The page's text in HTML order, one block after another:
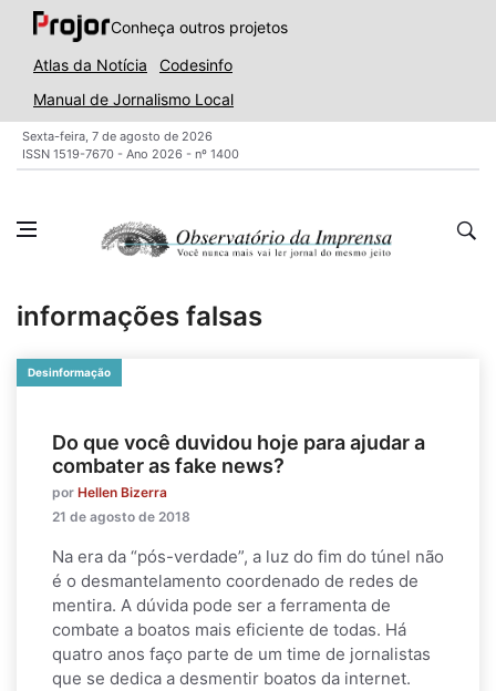
Conheça outros projetos
Atlas da Notícia
Codesinfo
Manual de Jornalismo Local
Sexta-feira, 7 de agosto de 2026
ISSN 1519-7670 - Ano 2026 - nº 1400
informações falsas
Desinformação
Do que você duvidou hoje para ajudar a
combater as fake news?
por Hellen Bizerra
21 de agosto de 2018
Na era da “pós-verdade”, a luz do fim do túnel não
é o desmantelamento coordenado de redes de
mentira. A dúvida pode ser a ferramenta de
combate a boatos mais eficiente de todas. Há
quatro anos faço parte de um time de jornalistas
que se dedica a desmentir boatos da internet.